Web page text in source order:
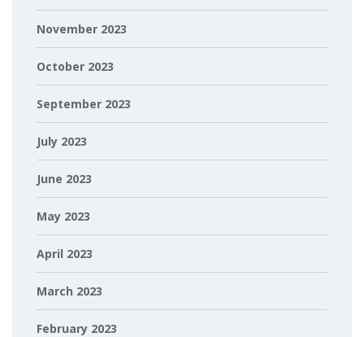
November 2023
October 2023
September 2023
July 2023
June 2023
May 2023
April 2023
March 2023
February 2023